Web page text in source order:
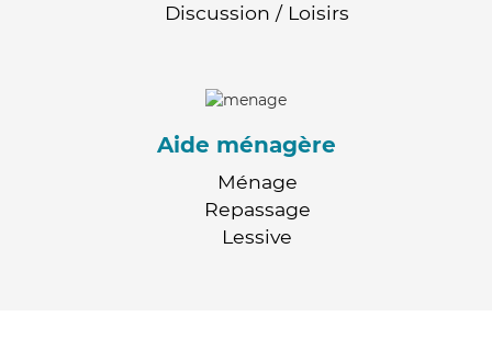
Discussion / Loisirs
Aide ménagère
Ménage
Repassage
Lessive